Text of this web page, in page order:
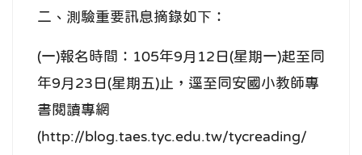
二、測驗重要訊息摘錄如下：
(一)報名時間：105年9月12日(星期一)起至同
年9月23日(星期五)止，逕至同安國小教師專
書閱讀專網
(http://blog.taes.tyc.edu.tw/tycreading/